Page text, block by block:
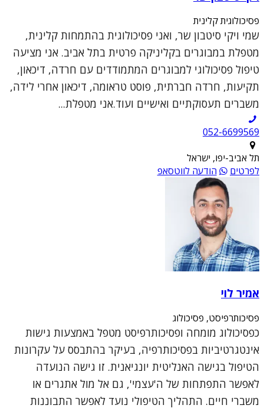
פסיכולוגית קלינית
שמי ויקי סיטבון שר, ואני פסיכולוגית בהתמחות קלינית,
מטפלת במבוגרים בקליניקה פרטית בתל אביב. אני מציעה
טיפול פסיכולוגי למבוגרים המתמודדים עם חרדה, דיכאון,
תקיעות, חרדה חברתית, פוסט טראומה, דיכאון אחרי לידה,
משברים תעסוקתיים ואישיים ועוד.אני מטפלת...
052-6699569
תל אביב-יפו, ישראל
לפרטים
הודעה לווטסאפ
אמיר לוי
פסיכותרפיסט, פסיכולוג
כפסיכולוג מומחה ופסיכותרפיסט מטפל באמצעות גישות
אינטגרטיביות בפסיכותרפיה, בעיקר בהתבסס על עקרונות
הטיפול בגישה האנליטית יונגיאנית. זו גישה הנועדה
לאפשר התפתחות של ה'עצמי', גם אל מול אתגרים או
משברי חיים. התהליך הטיפולי נועד לאפשר התבוננות